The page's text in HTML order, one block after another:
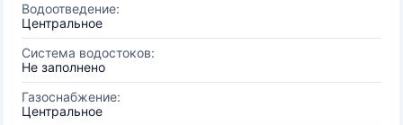
Водоотведение:
Центральное
Система водостоков:
Не заполнено
Газоснабжение:
Центральное